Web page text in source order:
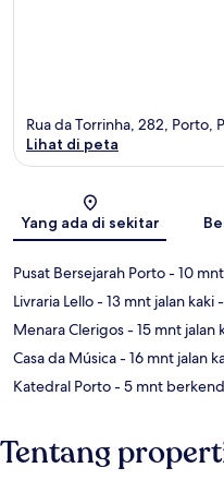
Rua da Torrinha, 282, Porto,
Lihat di peta
Yang ada di sekitar
Pusat Bersejarah Porto- 10
Livraria Lello- 13 mnt jalan kaki
Menara Clerigos- 15 mnt jalan
Casa da Música- 16 mnt jalan
Katedral Porto- 5 mnt
Tentang